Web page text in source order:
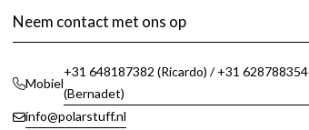
Neem contact met ons op
Mobiel
+31 648187382 (Ricardo) / +31 628788354
(Bernadet)
info@polarstuff.nl